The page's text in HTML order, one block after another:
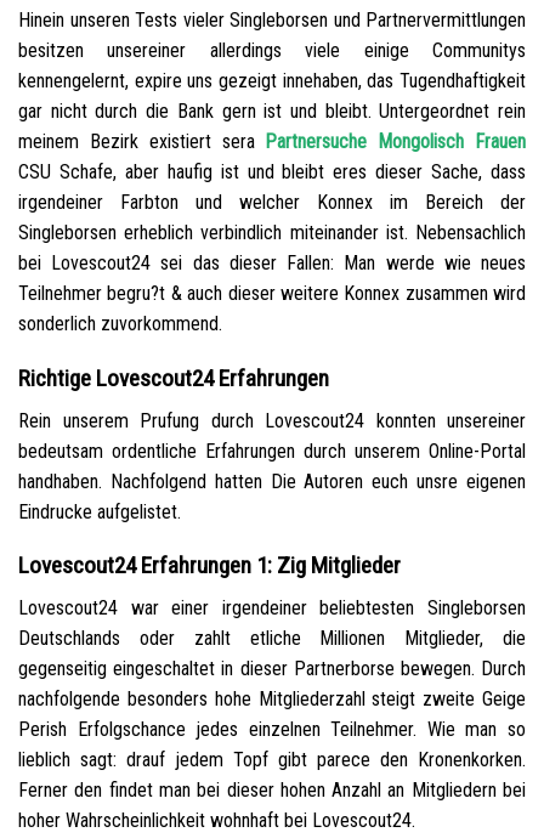
Hinein unseren Tests vieler Singleborsen und Partnervermittlungen
besitzen unsereiner allerdings viele einige Communitys
kennengelernt, expire uns gezeigt innehaben, das Tugendhaftigkeit
gar nicht durch die Bank gern ist und bleibt. Untergeordnet rein
meinem Bezirk existiert sera Partnersuche Mongolisch Frauen
CSU Schafe, aber haufig ist und bleibt eres dieser Sache, dass
irgendeiner Farbton und welcher Konnex im Bereich der
Singleborsen erheblich verbindlich miteinander ist. Nebensachlich
bei Lovescout24 sei das dieser Fallen: Man werde wie neues
Teilnehmer begru?t & auch dieser weitere Konnex zusammen wird
sonderlich zuvorkommend.
Richtige Lovescout24 Erfahrungen
Rein unserem Prufung durch Lovescout24 konnten unsereiner
bedeutsam ordentliche Erfahrungen durch unserem Online-Portal
handhaben. Nachfolgend hatten Die Autoren euch unsre eigenen
Eindrucke aufgelistet.
Lovescout24 Erfahrungen 1: Zig Mitglieder
Lovescout24 war einer irgendeiner beliebtesten Singleborsen
Deutschlands oder zahlt etliche Millionen Mitglieder, die
gegenseitig eingeschaltet in dieser Partnerborse bewegen. Durch
nachfolgende besonders hohe Mitgliederzahl steigt zweite Geige
Perish Erfolgschance jedes einzelnen Teilnehmer. Wie man so
lieblich sagt: drauf jedem Topf gibt parece den Kronenkorken.
Ferner den findet man bei dieser hohen Anzahl an Mitgliedern bei
hoher Wahrscheinlichkeit wohnhaft bei Lovescout24.